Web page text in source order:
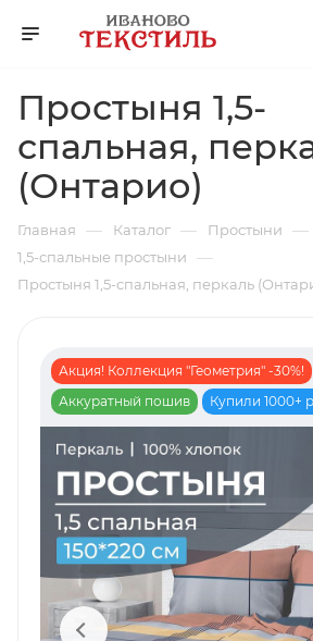
Простыня 1,5-
спальная,
(Онтарио)
Главная — Каталог — Простыни —
1,5-спальные простыни —
Простыня 1,5-спальная, перкаль
Акция! Коллекция "Геометрия" -30%!
Аккуратный пошив
Купили 1000+